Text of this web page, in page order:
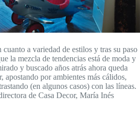
a variedad de estilos y tras su paso
la mezcla de tendencias está de moda y
y buscado años atrás ahora queda
apostando por ambientes más cálidos,
(en algunos casos) con las líneas.
de Casa Decor, María Inés